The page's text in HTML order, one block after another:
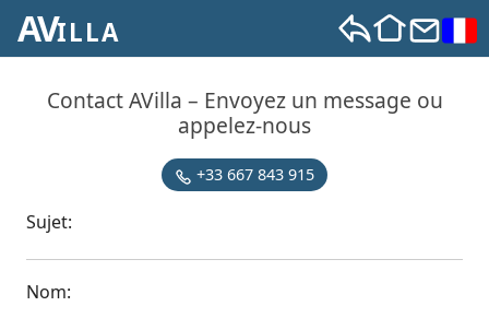
AVILLA
Contact AVilla – Envoyez un message ou
appelez-nous
+33 667 843 915
Sujet:
Nom:
X